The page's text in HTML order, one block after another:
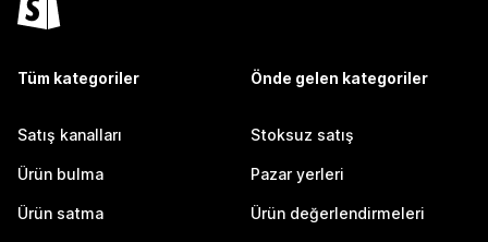
Tüm kategoriler
Satış kanalları
Ürün bulma
Ürün satma
Önde gelen kategoriler
Stoksuz satış
Pazar yerleri
Ürün değerlendirmeleri